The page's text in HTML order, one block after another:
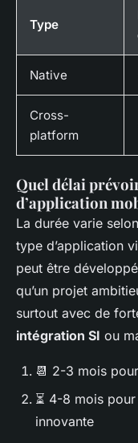
Type
Native
Cross-
platform
Quel délai
d’application
La durée varie
type d’application
peut être
qu’un projet
surtout avec de
intégration SI ou
📆 2-3 mois
⏳ 4-8 mois
innovante